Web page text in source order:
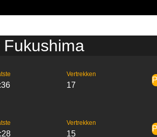
Vertrekken
17
Vertrekken
15